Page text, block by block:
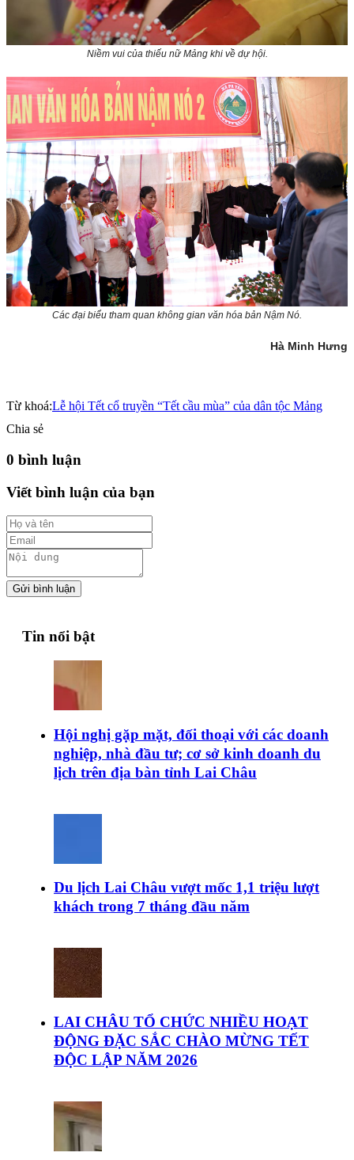
Niềm vui của thiếu nữ Mảng khi về dự hội.
Các đại biểu tham quan không gian văn hóa bản Nậm Nó.
Hà Minh Hưng
Từ khoá:Lễ hội Tết cổ truyền “Tết cầu mùa” của dân tộc Mảng
Chia sẻ
0 bình luận
Viết bình luận của bạn
Gửi bình luận
Tin nổi bật
Hội nghị gặp mặt, đối thoại với các doanh
nghiệp, nhà đầu tư; cơ sở kinh doanh du
lịch trên địa bàn tỉnh Lai Châu
Du lịch Lai Châu vượt mốc 1,1 triệu lượt
khách trong 7 tháng đầu năm
LAI CHÂU TỔ CHỨC NHIỀU HOẠT
ĐỘNG ĐẶC SẮC CHÀO MỪNG TẾT
ĐỘC LẬP NĂM 2026